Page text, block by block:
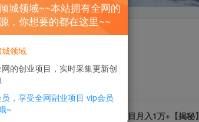
揭秘】
项目，视频号私域新玩法，暴力项目月入1万+【揭秘】
城领域~~本站拥有全网的
，你想要的都在这里~~
领域
的创业项目，实时采集更新创
，享受全网副业项目 vip会员
~